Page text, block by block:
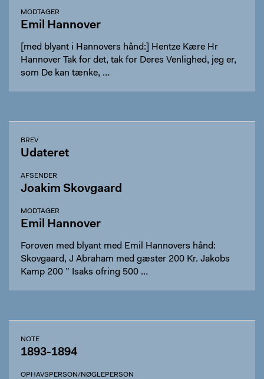
MODTAGER
Emil Hannover
[med blyant i Hannovers hånd:] Hentze Kære Hr
Hannover Tak for det, tak for Deres Venlighed, jeg er,
som De kan tænke, …
BREV
Udateret
AFSENDER
Joakim Skovgaard
MODTAGER
Emil Hannover
Foroven med blyant med Emil Hannovers hånd:
Skovgaard, J Abraham med gæster 200 Kr. Jakobs
Kamp 200 ” Isaks ofring 500 …
NOTE
1893-1894
OPHAVSPERSON/NØGLEPERSON